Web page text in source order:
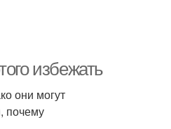
избежать
они могут
почему